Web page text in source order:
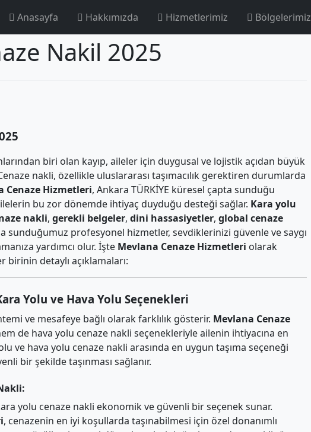
Anasayfa Hakkımızda Hizmetlerimiz Bölgelerimiz
Ankara
Nakil 2025
biri olan kayıp, aileler için duygusal ve lojistik açıdan büyük
nakli, özellikle uluslararası taşımacılık gerektiren durumlarda
Cenaze Hizmetleri, Ankara TÜRKİYE küresel çapta sunduğu
bu zor dönemde ihtiyaç duyduğu desteği sağlar. Kara yolu
nakli, gerekli belgeler, dini hassasiyetler, global cenaze
sunduğumuz profesyonel hizmetler, sevdiklerinizi güvenle ve saygı
yardımcı olur. İşte Mevlana Cenaze Hizmetleri olarak
detaylı açıklamaları:
Yolu ve Hava Yolu Seçenekleri
ve mesafeye bağlı olarak farklılık gösterir. Mevlana Cenaze
de hava yolu cenaze nakli seçenekleriyle ailenin ihtiyacına en
ve hava yolu cenaze nakli arasında en uygun taşıma seçeneği
bir şekilde taşınması sağlanır.
yolu cenaze nakli ekonomik ve güvenli bir seçenek sunar.
, cenazenin en iyi koşullarda taşınabilmesi için özel donanımlı